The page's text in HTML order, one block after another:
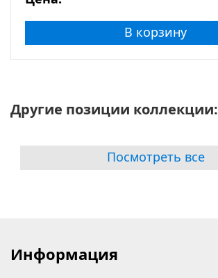
В корзину
Другие позиции коллекции:
Посмотреть все
Информация